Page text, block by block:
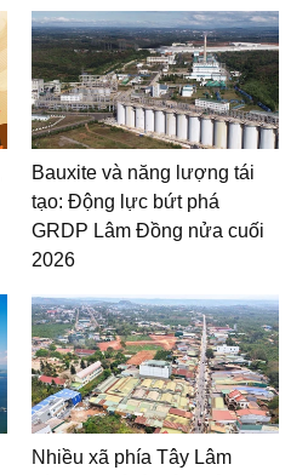
Bauxite và năng lượng tái
tạo: Động lực bứt phá
GRDP Lâm Đồng nửa cuối
2026
Nhiều xã phía Tây Lâm